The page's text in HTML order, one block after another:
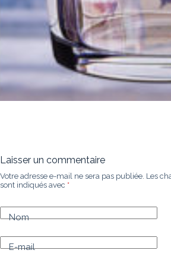
Laisser un commentaire
Votre adresse e-mail ne sera pas publiée. Les
sont indiqués avec *
Nom
E-mail